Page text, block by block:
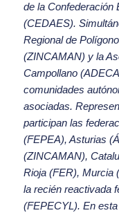
de la Confederación
(CEDAES).
Regional de
(ZINCAMAN) y la
Campollano
comunidades
asociadas.
participan las
(FEPEA), Asturias
(ZINCAMAN),
Rioja (FER), Murcia
la recién reactivada
(FEPECYL). En